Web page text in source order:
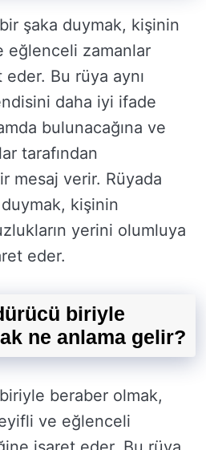
şaka duymak, kişinin
eğlenceli zamanlar
Bu rüya aynı
daha iyi ifade
bulunacağına ve
tarafından
mesaj verir. Rüyada
kişinin
yerini olumluya
eder.
biriyle
ne anlama gelir?
beraber olmak,
ve eğlenceli